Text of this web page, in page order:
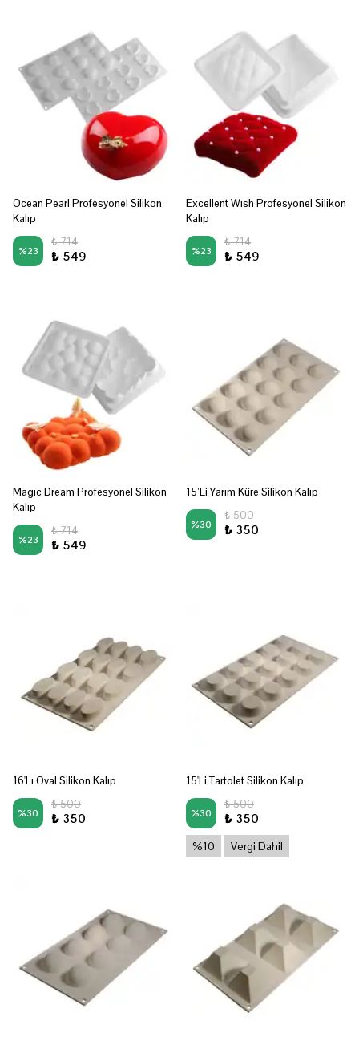
Ocean Pearl Profesyonel Silikon
Kalıp
%23
₺ 714
₺ 549
Excellent Wısh Profesyonel Silikon
Kalıp
%23
₺ 714
₺ 549
Magıc Dream Profesyonel Silikon
Kalıp
%23
₺ 714
₺ 549
15’Li Yarım Küre Silikon Kalıp
%30
₺ 500
₺ 350
16'Lı Oval Silikon Kalıp
%30
₺ 500
₺ 350
15'Li Tartolet Silikon Kalıp
%30
₺ 500
₺ 350
%10 Vergi Dahil